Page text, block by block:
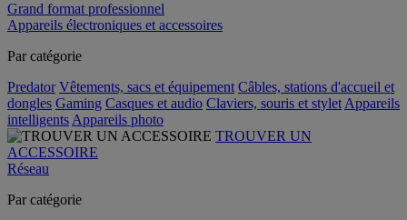
Grand format professionnel
Appareils électroniques et accessoires
Par catégorie
Predator Vêtements, sacs et équipement Câbles, stations d'accueil et
dongles Gaming Casques et audio Claviers, souris et stylet Appareils
intelligents Appareils photo
TROUVER UN
ACCESSOIRE
Réseau
Par catégorie